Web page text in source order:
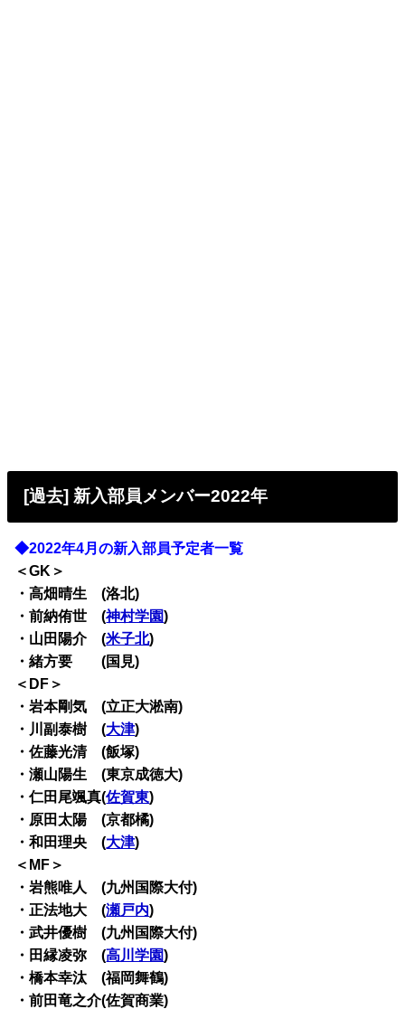
[過去] 新入部員メンバー2022年
◆2022年4月の新入部員予定者一覧
＜GK＞
・高畑晴生 (洛北)
・前納侑世 (神村学園)
・山田陽介 (米子北)
・緒方要 (国見)
＜DF＞
・岩本剛気 (立正大淞南)
・川副泰樹 (大津)
・佐藤光清 (飯塚)
・瀬山陽生 (東京成徳大)
・仁田尾颯真(佐賀東)
・原田太陽 (京都橘)
・和田理央 (大津)
＜MF＞
・岩熊唯人 (九州国際大付)
・正法地大 (瀬戸内)
・武井優樹 (九州国際大付)
・田縁凌弥 (高川学園)
・橋本幸汰 (福岡舞鶴)
・前田竜之介(佐賀商業)